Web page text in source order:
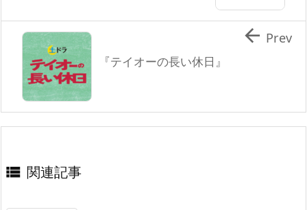
『テイオーの長い休日』
 Prev
 関連記事